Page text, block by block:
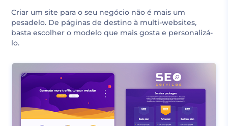
Criar um site para o seu negócio não é mais um
pesadelo. De páginas de destino à multi-websites,
basta escolher o modelo que mais gosta e personalizá-
lo.